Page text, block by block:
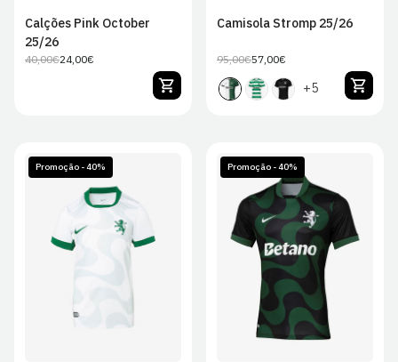
Calções Pink October
25/26
Preço
40,00€Preço
24,00€
Camisola Stromp 25/26
Preço
regular
95,00€Preço
de
venda
57,00€
+5
Promoção - 40%
JS
Promoção - 40%
S M L XL
2XL